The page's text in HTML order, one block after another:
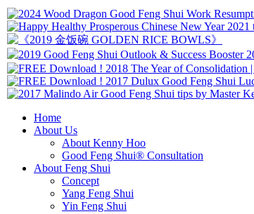
Home
About Us
About Kenny Hoo
Good Feng Shui® Consultation
About Feng Shui
Concept
Yang Feng Shui
Yin Feng Shui